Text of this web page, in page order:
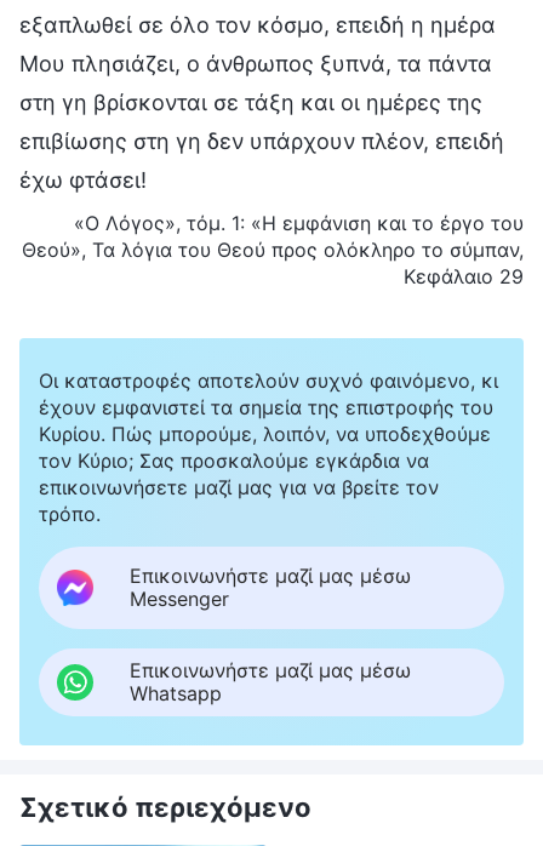
εξαπλωθεί σε όλο τον κόσμο, επειδή η ημέρα
Μου πλησιάζει, ο άνθρωπος ξυπνά, τα πάντα
στη γη βρίσκονται σε τάξη και οι ημέρες της
επιβίωσης στη γη δεν υπάρχουν πλέον, επειδή
έχω φτάσει!
«Ο Λόγος», τόμ. 1: «Η εμφάνιση και το έργο του
Θεού», Τα λόγια του Θεού προς ολόκληρο το σύμπαν,
Κεφάλαιο 29
Οι καταστροφές αποτελούν συχνό φαινόμενο, κι
έχουν εμφανιστεί τα σημεία της επιστροφής του
Κυρίου. Πώς μπορούμε, λοιπόν, να υποδεχθούμε
τον Κύριο; Σας προσκαλούμε εγκάρδια να
επικοινωνήσετε μαζί μας για να βρείτε τον
τρόπο.
Επικοινωνήστε μαζί μας μέσω
Messenger
Επικοινωνήστε μαζί μας μέσω
Whatsapp
Σχετικό περιεχόμενο